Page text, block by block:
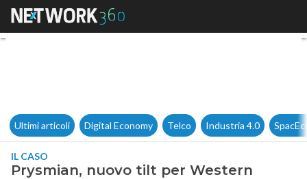
Prysmian, nuovo tilt per
Ultimi articoli Digital Economy Telco Industria 4.0
IL CASO
Prysmian, nuovo tilt per Western